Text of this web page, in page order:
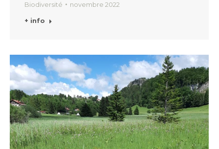
Biodiversité novembre 2022
+ info